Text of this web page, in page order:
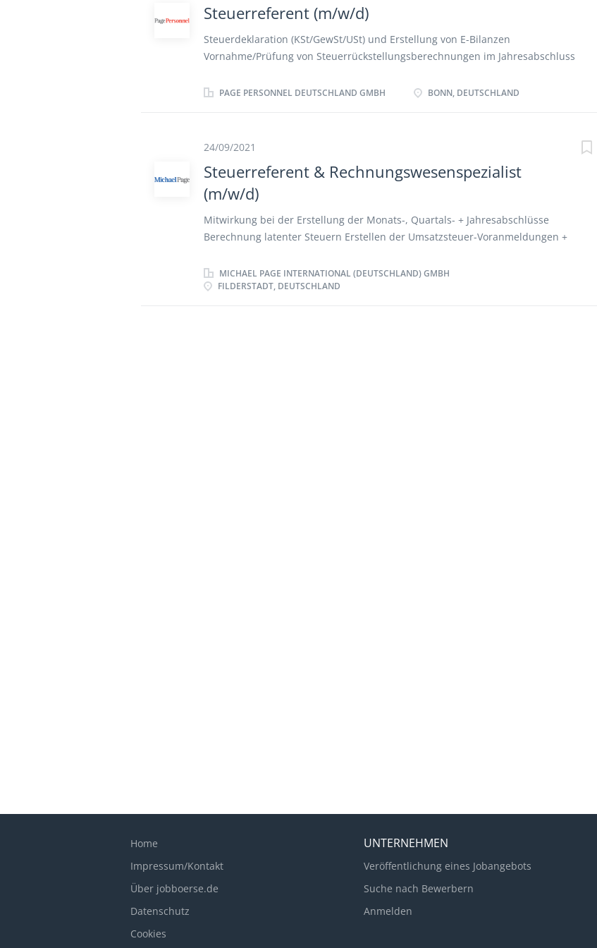
Compliance Management Systems Abteilungsübergreifende Zusammenarbeit
bei bilanziellen Fragestellungen (Steuerbilanz und HGB) Ansprechpartner
(m/w/d) für Behörden bei steuerlichen Themenstellungen
Steuerreferent (m/w/d)
Steuerdeklaration (KSt/GewSt/USt) und Erstellung von E-Bilanzen
Vornahme/Prüfung von Steuerrückstellungsberechnungen im Jahresabschluss
Angelegenheiten, eigenverantwortliche Bearbeitung laufender steuerlicher
PAGE PERSONNEL DEUTSCHLAND GMBH BONN, DEUTSCHLAND
24/09/2021
Steuerreferent & Rechnungswesenspezialist
(m/w/d)
Mitwirkung bei der Erstellung der Monats-, Quartals- + Jahresabschlüsse
Berechnung latenter Steuern Erstellen der Umsatzsteuer-Voranmeldungen +
umsatzsteuerrechtlicher Sichtweise) Vorbereitung von
Ertragssteuererklärungen Unterstützung bei Betriebsprüfungen,
MICHAEL PAGE INTERNATIONAL (DEUTSCHLAND) GMBH
FILDERSTADT, DEUTSCHLAND
Home
Impressum/Kontakt
Über jobboerse.de
Datenschutz
Cookies
UNTERNEHMEN
Veröffentlichung eines Jobangebots
Suche nach Bewerbern
Anmelden